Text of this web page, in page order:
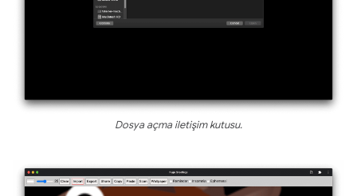
Dosya açma iletişim kutusu.